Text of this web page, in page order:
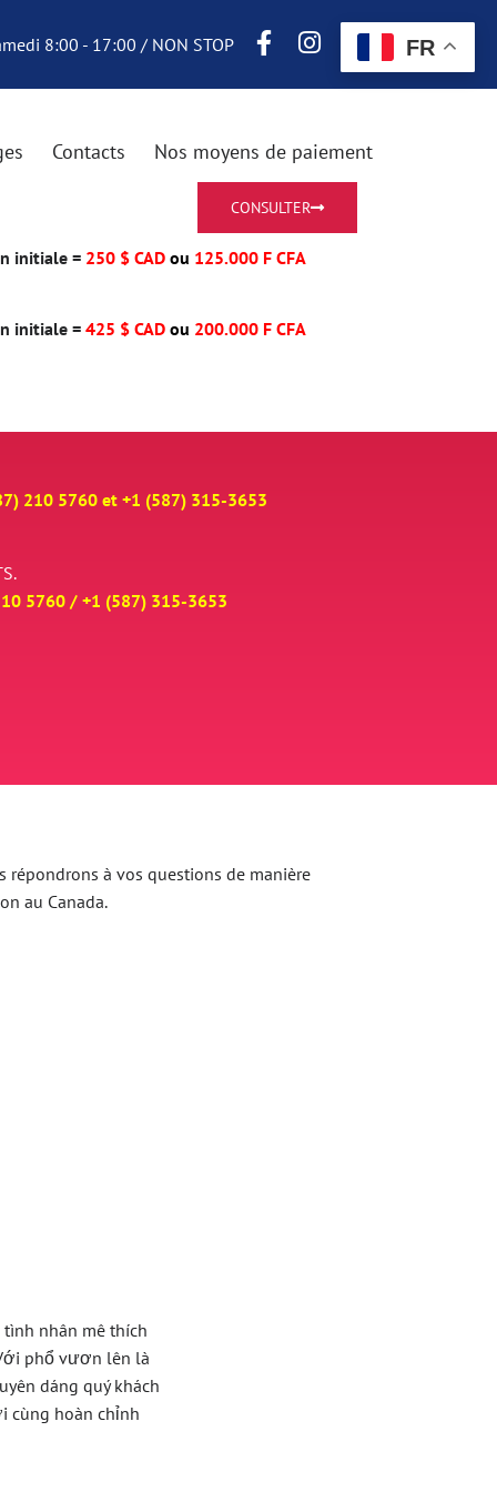
8:00 - 17:00 / NON STOP
Contacts Nos moyens de paiement
CONSULTER
initiale = 250 $ CADou 125.000 F CFA
initiale =425 $ CAD ou 200.000 F CFA
210 5760 et +1 (587) 315-3653
5760 / +1 (587) 315-3653
répondrons à vos questions de manière
au Canada.
nhân mê thích
phổ vươn lên là
dáng quý khách
cùng hoàn chỉnh
FR